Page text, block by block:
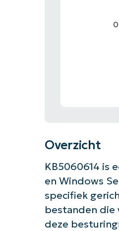
Overzicht
KB5060614 is
en Windows
specifiek
bestanden
deze